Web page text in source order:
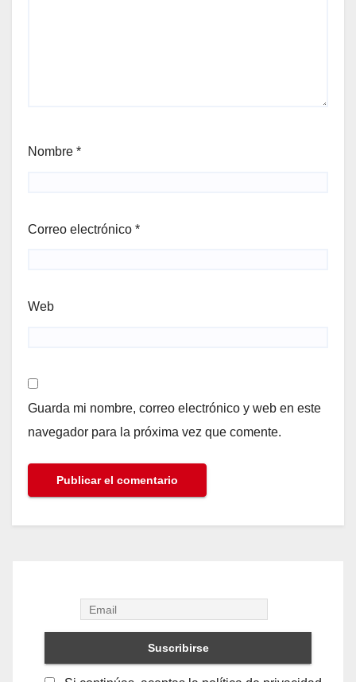
Nombre *
Correo electrónico *
Web
Guarda mi nombre, correo electrónico y web en este
navegador para la próxima vez que comente.